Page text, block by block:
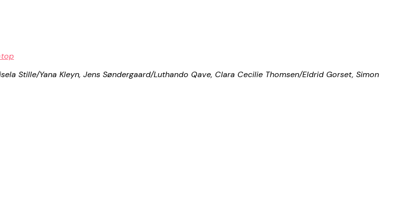
Stille/Yana Kleyn, Jens Søndergaard/Luthando Qave, Clara Cecilie Thomsen/Eldrid Gorset, Simon